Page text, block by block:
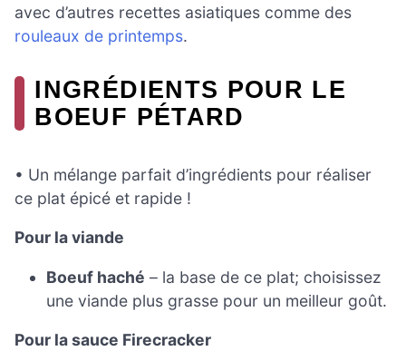
avec d’autres recettes asiatiques comme des
rouleaux de printemps.
INGRÉDIENTS POUR LE
BOEUF PÉTARD
• Un mélange parfait d’ingrédients pour réaliser
ce plat épicé et rapide !
Pour la viande
Boeuf haché – la base de ce plat; choisissez
une viande plus grasse pour un meilleur goût.
Pour la sauce Firecracker